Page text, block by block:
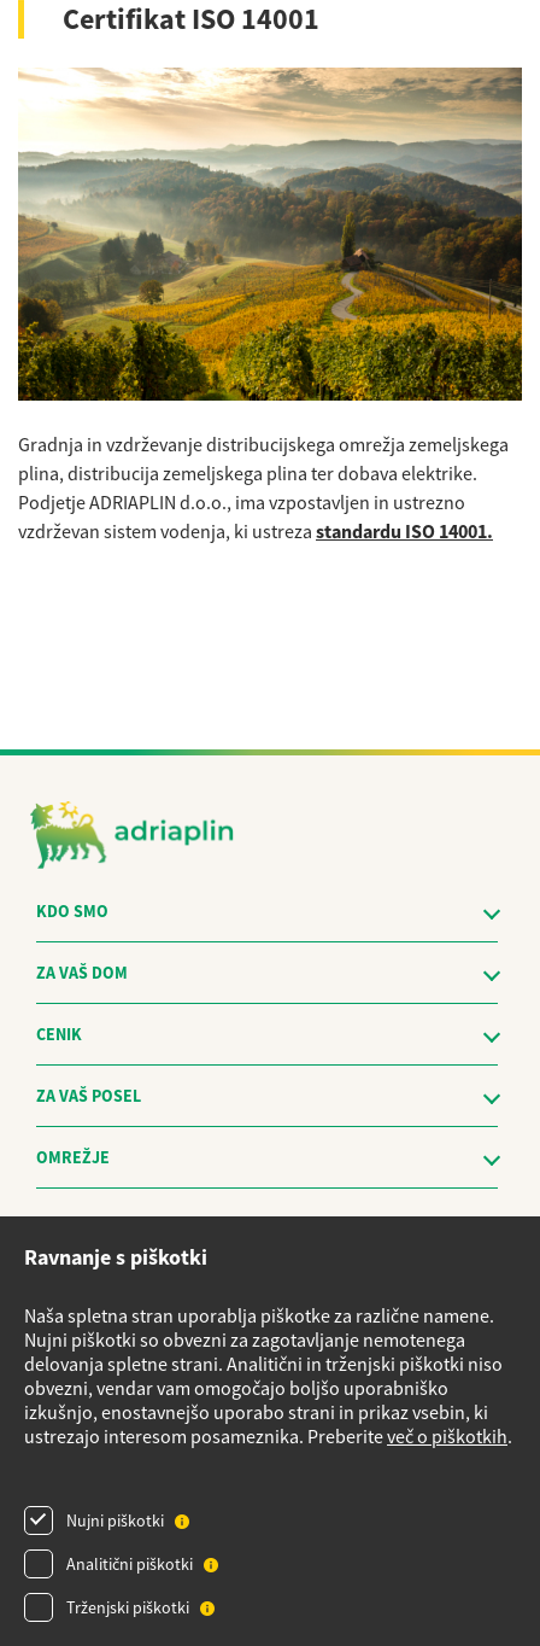
Certifikat ISO 14001
Gradnja in vzdrževanje distribucijskega omrežja zemeljskega
plina, distribucija zemeljskega plina ter dobava elektrike.
PodjetjeADRIAPLIN d.o.o., ima vzpostavljen in ustrezno
vzdrževan sistem vodenja, ki ustreza standardu ISO 14001.
KDO SMO
ZA VAŠ DOM
CENIK
ZA VAŠ POSEL
OMREŽJE
Sistem za prijavo nepravilnosti in obravnavo prijaviteljev - The
Vloge za storitve
Načrt nujnih ukrepov v primeru izrednih razmer
Izvensodno reševanje potrošniških sporov
Varnostni listi
Pregled plinske napeljave
Videonadzor
Obvestilo o obdelavi osebnih podatkov za dobavitelje_izvajalce
Ravnanje s piškotki
Naša spletna stran uporablja piškotke za različne namene.
Nujni piškotki so obvezni za zagotavljanje nemotenega
delovanja spletne strani. Analitični in trženjski piškotki niso
obvezni, vendar vam omogočajo boljšo uporabniško
izkušnjo, enostavnejšo uporabo strani in prikaz vsebin, ki
ustrezajo interesom posameznika. Preberiteveč o piškotkih.
Nujni piškotki
Analitični piškotki
Trženjski piškotki